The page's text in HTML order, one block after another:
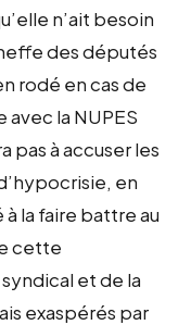
n’ait besoin
des députés
rodé en cas de
la NUPES
pas à accuser les
en
la faire battre au
cette
et de la
exaspérés par